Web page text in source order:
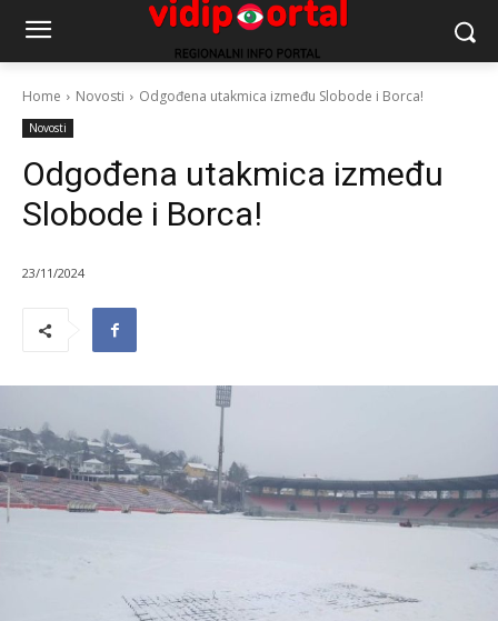
Home Novosti Odgođena utakmica između Slobode i Borca!
Novosti
Odgođena utakmica između
Slobode i Borca!
23/11/2024